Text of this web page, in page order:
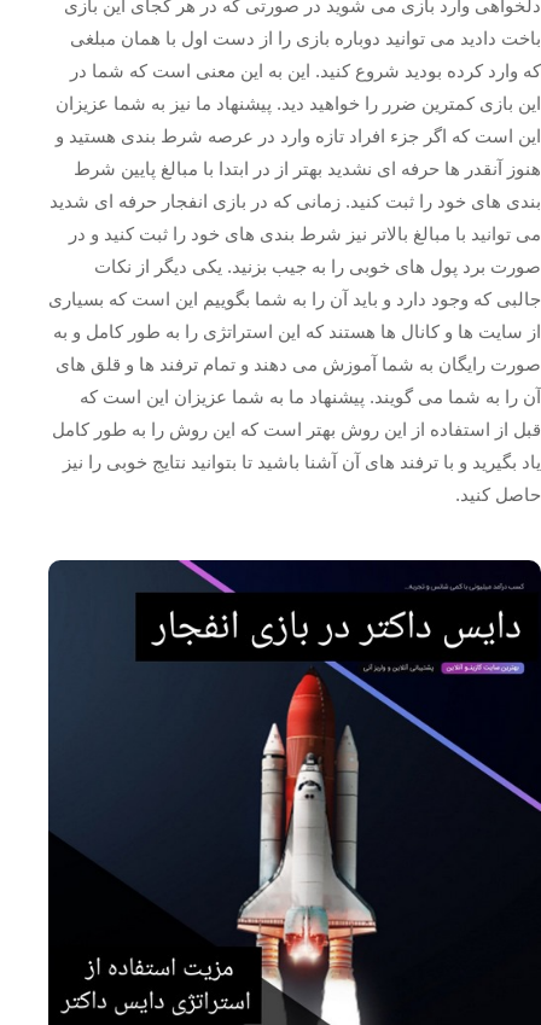
دلخواهی وارد بازی می شوید در صورتی که در هر کجای این بازی
باخت دادید می توانید دوباره بازی را از دست اول با همان مبلغی
که وارد کرده بودید شروع کنید. این به این معنی است که شما در
این بازی کمترین ضرر را خواهید دید. پیشنهاد ما نیز به شما عزیزان
این است که اگر جزء افراد تازه وارد در عرصه شرط بندی هستید و
هنوز آنقدر ها حرفه ای نشدید بهتر از در ابتدا با مبالغ پایین شرط
بندی های خود را ثبت کنید. زمانی که در بازی انفجار حرفه ای شدید
می توانید با مبالغ بالاتر نیز شرط بندی های خود را ثبت کنید و در
صورت برد پول های خوبی را به جیب بزنید. یکی دیگر از نکات
جالبی که وجود دارد و باید آن را به شما بگوییم این است که بسیاری
از سایت ها و کانال ها هستند که این استراتژی را به طور کامل و به
صورت رایگان به شما آموزش می دهند و تمام ترفند ها و قلق های
آن را به شما می گویند. پیشنهاد ما به شما عزیزان این است که
قبل از استفاده از این روش بهتر است که این روش را به طور کامل
یاد بگیرید و با ترفند های آن آشنا باشید تا بتوانید نتایج خوبی را نیز
حاصل کنید.